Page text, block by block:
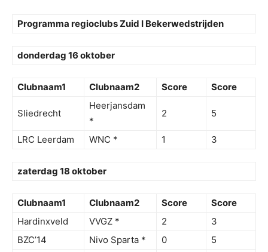
Programma regioclubs Zuid I Bekerwedstrijden
donderdag 16 oktober
Clubnaam1 Clubnaam2 Score Score
Sliedrecht
Heerjansdam
*
2 5
LRC Leerdam WNC * 1 3
zaterdag 18 oktober
Clubnaam1 Clubnaam2 Score
Score
Hardinxveld
VVGZ * 2
3
BZC’14
Nivo Sparta * 0
5